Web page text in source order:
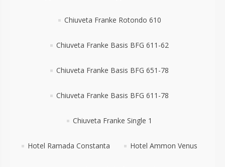
Chiuveta Franke Rotondo 610
Chiuveta Franke Basis BFG 611-62
Chiuveta Franke Basis BFG 651-78
Chiuveta Franke Basis BFG 611-78
Chiuveta Franke Single 1
Hotel Ramada Constanta Hotel Ammon Venus